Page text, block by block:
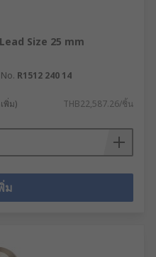
Size 25 mm
R1512 240 14
พิ่ม) THB22,587.26/ชิ้น
ม